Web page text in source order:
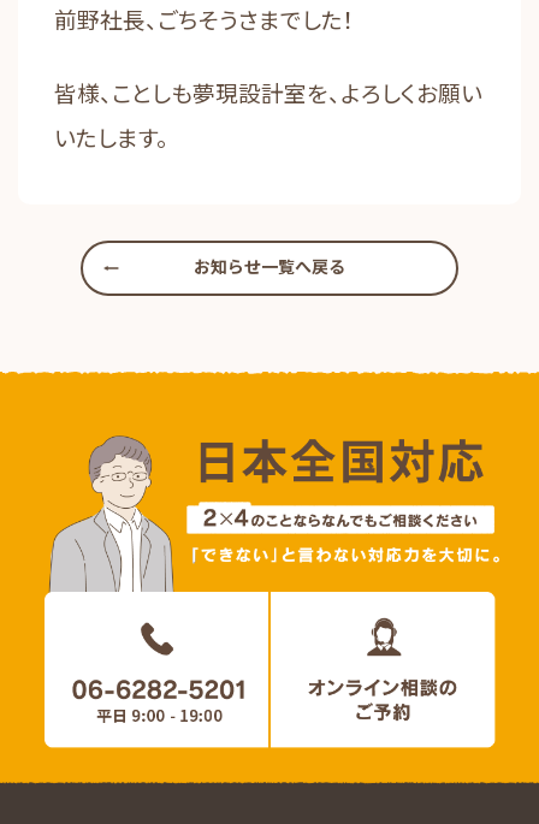
前野社長、ごちそうさまでした！
皆様、ことしも夢現設計室を、よろしくお願い
いたします。
お知らせ一覧へ戻る